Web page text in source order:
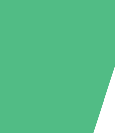
Individuelle
nach Bedarf mit Download-